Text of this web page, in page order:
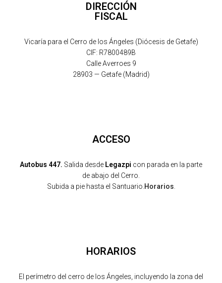
DIRECCIÓN
FISCAL
Vicaría para el Cerro de los Ángeles (Diócesis de Getafe)
CIF: R7800489B
Calle Averroes 9
28903 — Getafe (Madrid)
ACCESO
Autobus 447. Salida desde Legazpi con parada en la parte
de abajo del Cerro.
Subida a pie hasta el Santuario. Horarios
HORARIOS
El perímetro del cerro de los Ángeles, incluyendo la zona del